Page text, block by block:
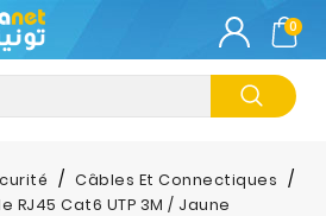
0
Câbles Et Connectiques
RJ45 Cat6 UTP 3M / Jaune